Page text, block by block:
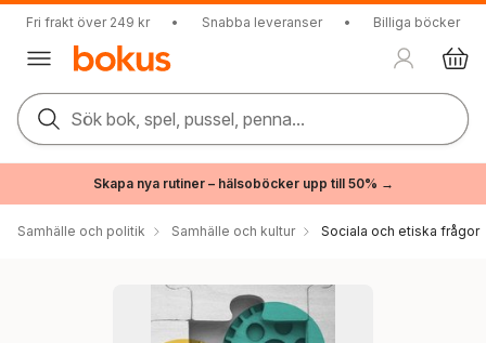
Fri frakt över 249 kr • Snabba leveranser • Billiga böcker
Sök bok, spel, pussel, penna...
Skapa nya rutiner – hälsoböcker upp till 50% →
Samhälle och politik Samhälle och kultur Sociala och etiska frågor